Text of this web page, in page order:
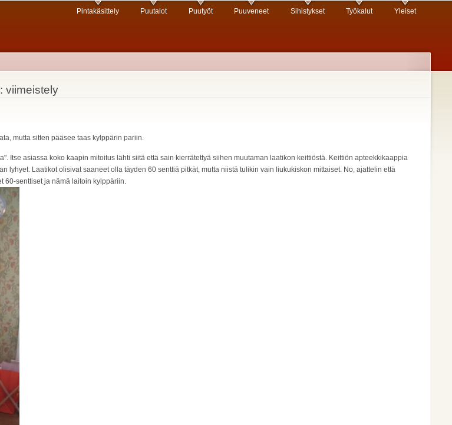
Pintakäsittely Puutalot Puutyöt Puuveneet Sihistykset Työkalut Yleiset
viimeistely
mutta sitten pääsee taas kylppärin pariin.
Itse asiassa koko kaapin mitoitus lähti siitä että sain kierrätettyä siihen muutaman laatikon keittiöstä. Keittiön apteekkikaappia
lyhyet. Laatikot olisivat saaneet olla täyden 60 senttiä pitkät, mutta niistä tulikin vain liukukiskon mittaiset. No, ajattelin että
60-senttiset ja nämä laitoin kylppäriin.